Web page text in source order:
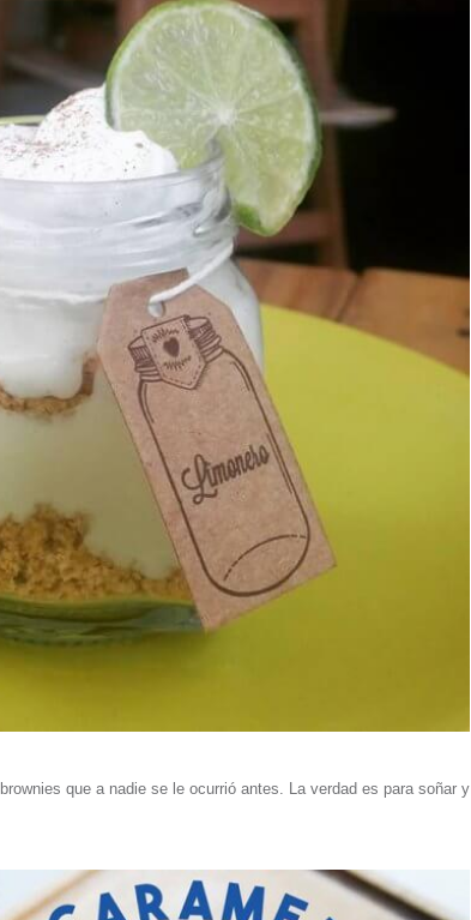
que a nadie se le ocurrió antes. La verdad es para soñar y